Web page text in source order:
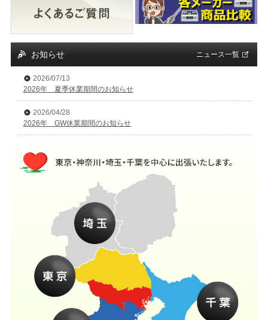
お知らせ ニュース一覧
2026/07/13
2026年 夏季休業期間のお知らせ
2026/04/28
2026年 GW休業期間のお知らせ